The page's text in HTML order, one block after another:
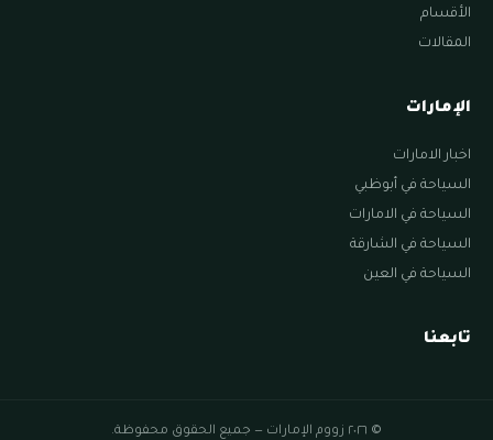
الأقسام
المقالات
الإمارات
اخبار الامارات
السياحة في أبوظبي
السياحة في الامارات
السياحة في الشارقة
السياحة في العين
تابعنا
© ٢٠٢٦ زووم الإمارات — جميع الحقوق محفوظة.